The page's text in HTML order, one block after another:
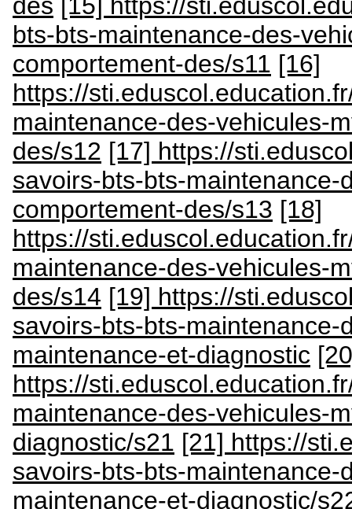
bts-bts-maintenance-des-
comportement-des/s11 [16]
https://
maintenance-des-vehicules-
des/s12 [17] https://
savoirs-bts-bts-
comportement-des/s13 [18]
https://
maintenance-des-vehicules-
des/s14 [19] https://
savoirs-bts-bts-
maintenance-et-diagnostic
https://
maintenance-des-vehicules-
diagnostic/s21 [21] https://
savoirs-bts-bts-
maintenance-et-diagnostic/